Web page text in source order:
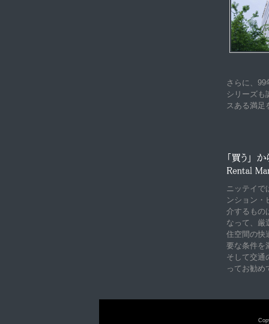
さらに、
シリーズも
スある満足
ニッテイで
ンション・
介するもの
なって、厳
住空間の快
要な条件を
そして交通
ってお勧め